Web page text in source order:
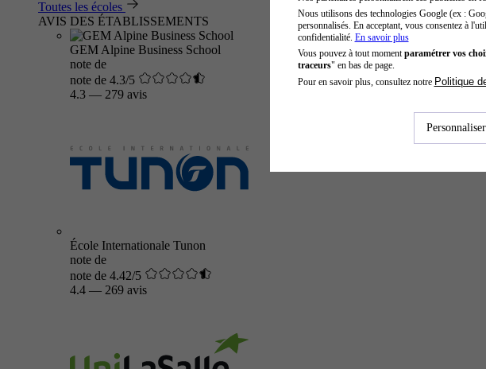
Toutes les écoles
AVIS DES ÉTABLISSEMENTS
GEM Alpine Business School
note de
note de 4.3/5
4.3 — 279 avis
École Internationale Tunon
note de
note de 4.42/5
4.4 — 269 avis
Nous utilisons des technologies Google (ex :
personnalisés. En acceptant, vous consentez à
confidentialité. En savoir plus
Vous pouvez à tout moment paramétrer vos
traceurs" en bas de page.
Pour en savoir plus, consultez notre Politique